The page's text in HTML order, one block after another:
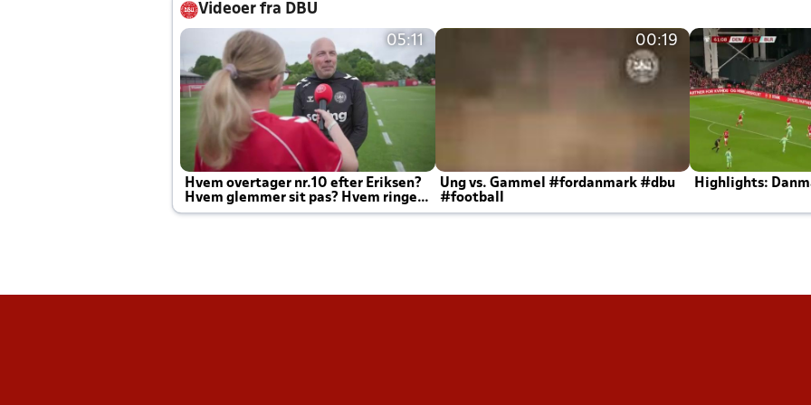
Videoer fra DBU
05:11
Hvem overtager nr.10 efter Eriksen?
Hvem glemmer sit pas? Hvem ringer
Joachim altid til efter kampe?
00:19
Ung vs. Gammel #fordanmark #dbu
#football
Highlights: